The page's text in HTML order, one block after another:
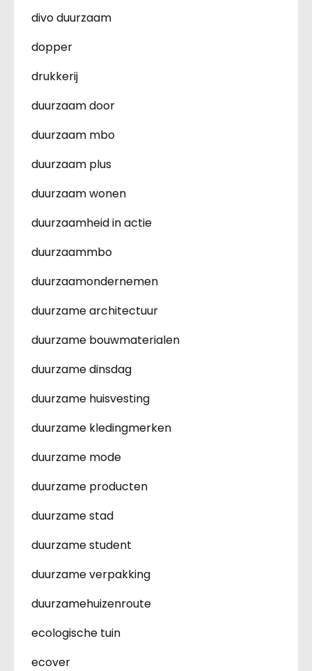
divo duurzaam
dopper
drukkerij
duurzaam door
duurzaam mbo
duurzaam plus
duurzaam wonen
duurzaamheid in actie
duurzaammbo
duurzaamondernemen
duurzame architectuur
duurzame bouwmaterialen
duurzame dinsdag
duurzame huisvesting
duurzame kledingmerken
duurzame mode
duurzame producten
duurzame stad
duurzame student
duurzame verpakking
duurzamehuizenroute
ecologische tuin
ecover